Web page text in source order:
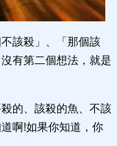
該殺」、「那個該
有第二個想法，就是
的、該殺的魚、不該
啊!如果你知道，你